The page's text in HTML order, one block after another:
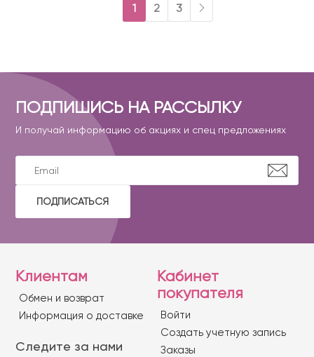
1 2 3
ПОДПИШИСЬ НА РАССЫЛКУ
И получай информацию об акциях и спец предложениях
ПОДПИСАТЬСЯ
Клиентам
Обмен и возврат
Информация о доставке
Следите за нами
Кабинет
покупателя
Войти
Создать учетную запись
Заказы